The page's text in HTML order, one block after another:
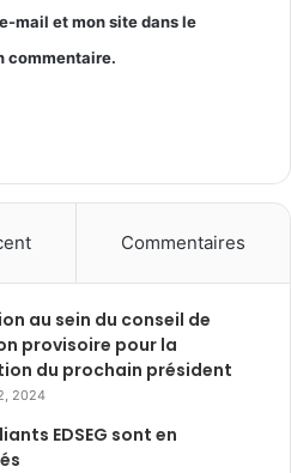
mail et mon site dans le
commentaire.
Commentaires
au sein du conseil de
provisoire pour la
du prochain président
2024
EDSEG sont en